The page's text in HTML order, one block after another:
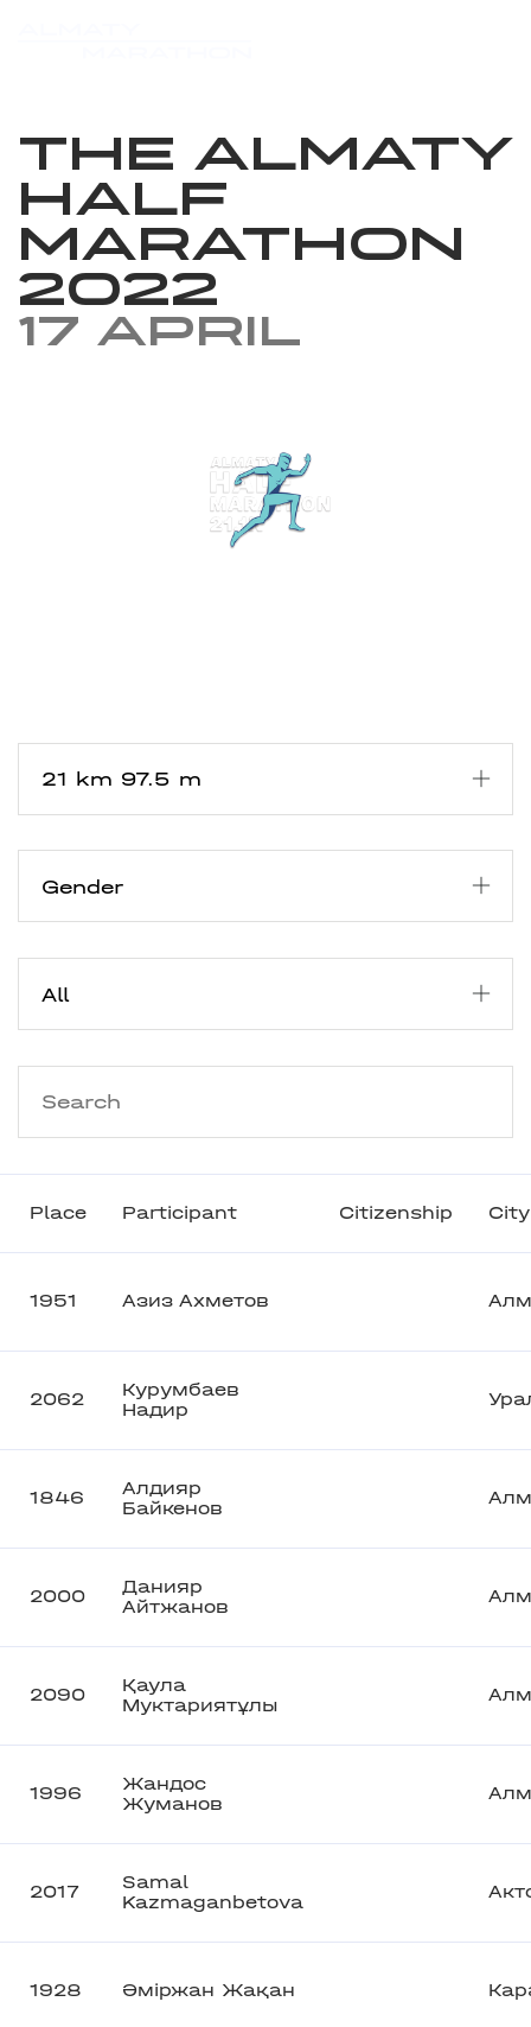
The Almaty
Half
Marathon
2022
17 April
Place Participant Citizenship City
1951 Азиз Ахметов
2062
Курумбаев
Надир
1846
Алдияр
Байкенов
2000
Данияр
Айтжанов
2090
Қаула
Муктариятұлы
1996
Жандос
Жуманов
2017
Samal
Kazmaganbetova
1928 Әміржан Жақан